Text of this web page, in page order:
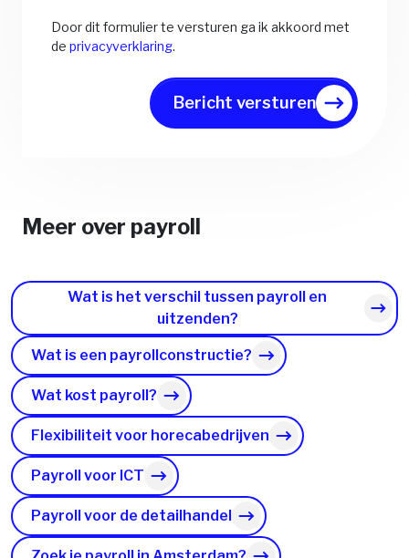
Door dit formulier te versturen ga ik akkoord met
de privacyverklaring.
Bericht versturen
Meer over payroll
Wat is het verschil tussen payroll en
uitzenden?
Wat is een payrollconstructie?
Wat kost payroll?
Flexibiliteit voor horecabedrijven
Payroll voor ICT
Payroll voor de detailhandel